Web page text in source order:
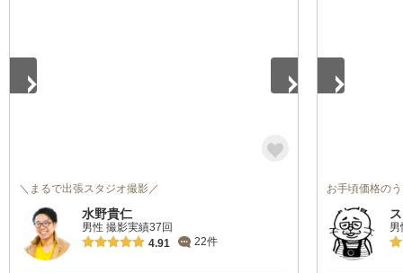
＼まるで出張スタジオ撮影／
水野貴仁
男性 撮影実績37回
4.91
22件
お手頃価格の